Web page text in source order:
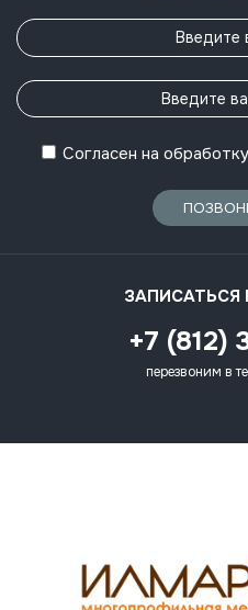
Согласен на обработку
ЗАПИСАТЬСЯ
+7 (812)
перезвоним в